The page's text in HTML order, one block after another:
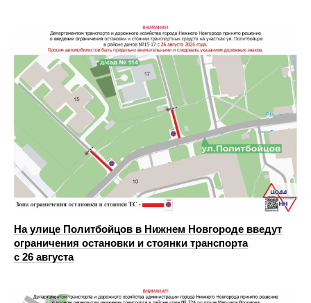
На улице Политбойцов в Нижнем Новгороде введут
ограничения остановки и стоянки транспорта
с 26 августа